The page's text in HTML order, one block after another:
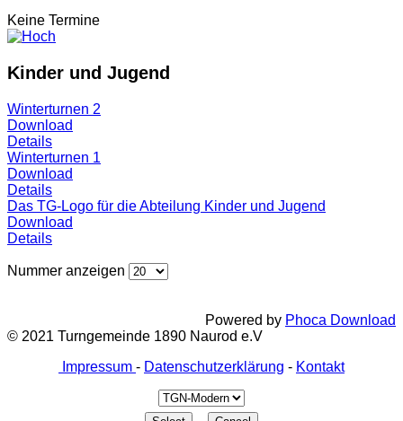
Keine Termine
Kinder und Jugend
Winterturnen 2
Download
Details
Winterturnen 1
Download
Details
Das TG-Logo für die Abteilung Kinder und Jugend
Download
Details
Nummer anzeigen
Powered by Phoca Download
© 2021 Turngemeinde 1890 Naurod e.V
Impressum - Datenschutzerklärung - Kontakt